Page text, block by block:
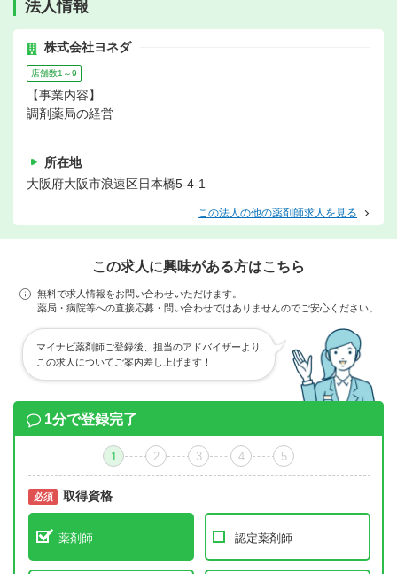
法人情報
株式会社ヨネダ
店舗数1～9
【事業内容】
調剤薬局の経営
所在地
大阪府大阪市浪速区日本橋5-4-1
この法人の他の薬剤師求人を見る
この求人に興味がある方はこちら
無料で求人情報をお問い合わせいただけます。
薬局・病院等への直接応募・問い合わせではありませんのでご安心ください。
マイナビ薬剤師ご登録後、担当のアドバイザーより
この求人についてご案内差し上げます！
1分で登録完了
1 2 3 4 5
必須 取得資格
薬剤師 認定薬剤師